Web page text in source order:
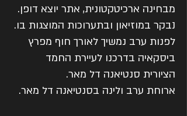
מבחינה ארכיטקטונית, אתר יוצא דופן.
נבקר במוזיאון ובתערוכות המוצגות בו.
לפנות ערב נמשיך לאורך חוף מפרץ
ביסקאיה בדרכנו לעיירת החמד
הציורית סנטיאנה דל מאר.
ארוחת ערב ולינה בסנטיאנה דל מאר.